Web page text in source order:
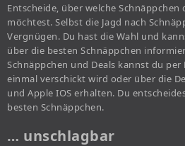
Entscheide, über welche
möchtest. Selbst die Jagd nach
Vergnügen. Du hast die Wahl und
über die besten Schnäppchen
Schnäppchen und Deals kannst du
einmal verschickt wird oder über die
und Apple IOS erhalten. Du
besten Schnäppchen.
… unschlagbar